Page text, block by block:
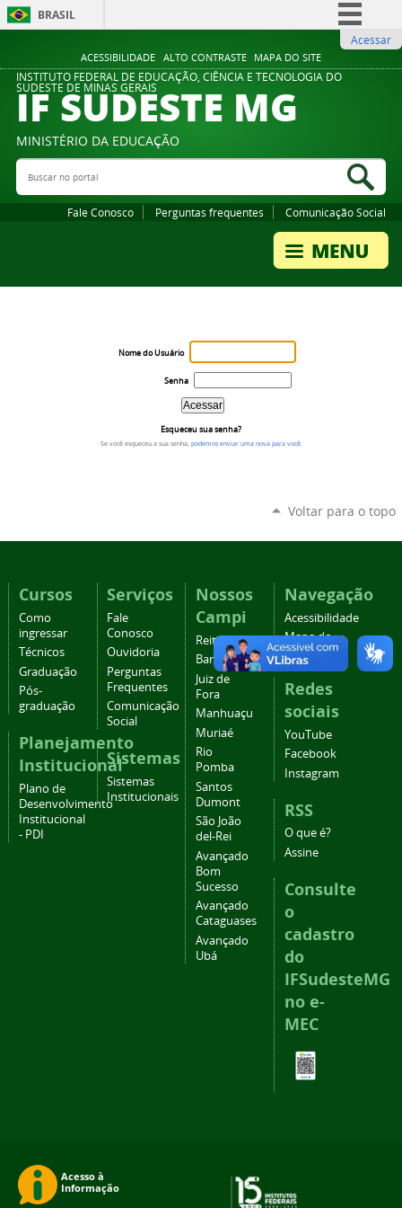
ACESSIBILIDADE ALTO CONTRASTE MAPA DO SITE
BRASIL
Comunica BR
Participe
Legislação
Acessar
INSTITUTO FEDERAL DE EDUCAÇÃO, CIÊNCIA E TECNOLOGIA DO
SUDESTE DE MINAS GERAIS
IF SUDESTE MG
MINISTÉRIO DA EDUCAÇÃO
Buscar no portal
Fale Conosco Perguntas frequentes Comunicação Social
Nome do Usuário
Senha
Esqueceu sua senha?
Se você esqueceu a sua senha, podemos enviar uma nova para você.
Voltar para o topo
Cursos
Como
ingressar
Técnicos
Graduação
Pós-
graduação
Planejamento
Institucional
Plano de
Desenvolvimento
Institucional
- PDI
Serviços
Fale
Conosco
Ouvidoria
Perguntas
Frequentes
Comunicação
Social
Sistemas
Sistemas
Institucionais
Nossos
Campi
Reitoria
Barbacena
Juiz de
Fora
Manhuaçu
Muriaé
Rio
Pomba
Santos
Dumont
São João
del-Rei
Avançado
Bom
Sucesso
Avançado
Cataguases
Avançado
Ubá
Navegação
Acessibilidade
Mapa do
site
Redes
sociais
YouTube
Facebook
Instagram
RSS
O que é?
Assine
Consulte
o
cadastro
do
IFSudesteMG
no e-
MEC